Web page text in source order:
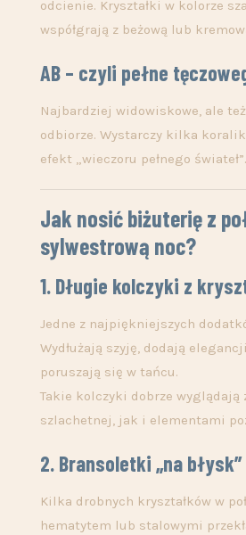
odcienie. Kryształki w kolorze
współgrają z beżową lub
AB – czyli pełne
Najbardziej widowiskowe, ale
odbiorze. Wystarczy kilka
efekt „wieczoru pełnego świateł”.
Jak nosić biżuterię z
sylwestrową noc?
1. Długie kolczyki z
Jedne z najpiękniejszych
Wydłużają szyję, dodają
poruszają się w tańcu.
Takie kolczyki dobrze wyglądają
szlachetnej, jak i elementami
2. Bransoletki „na błysk”
Kilka drobnych kryształków w
hematytem lub stalowymi